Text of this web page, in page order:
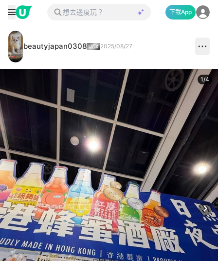
下載App
beautyjapan0308 2025/08/27
1/4